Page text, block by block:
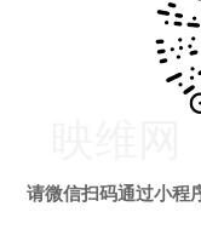
请微信扫码通过小程
映维